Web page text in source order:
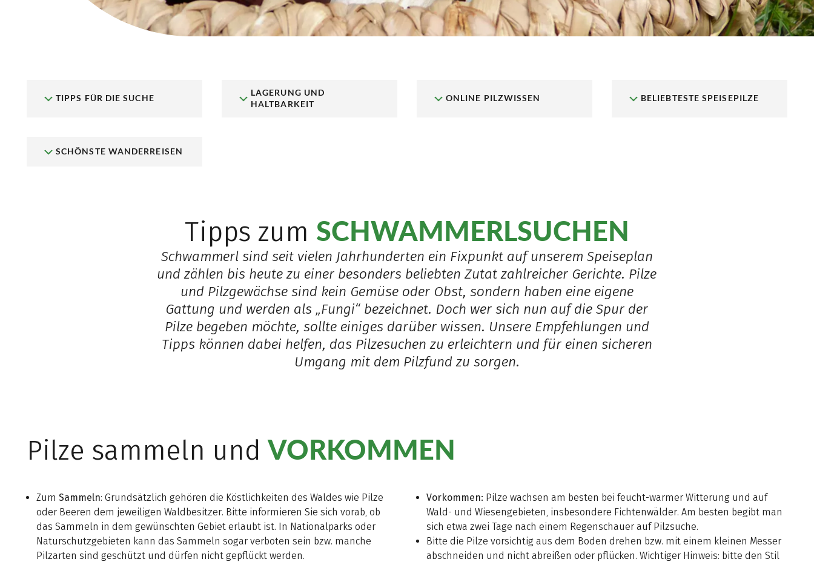
TIPPS FÜR DIE SUCHE
LAGERUNG UND
HALTBARKEIT
ONLINE PILZWISSEN BELIEBTESTE SPEISEPILZE
SCHÖNSTE WANDERREISEN
Tipps zum SCHWAMMERLSUCHEN
Schwammerl sind seit vielen Jahrhunderten ein Fixpunkt auf unserem Speiseplan
und zählen bis heute zu einer besonders beliebten Zutat zahlreicher Gerichte. Pilze
und Pilzgewächse sind kein Gemüse oder Obst, sondern haben eine eigene
Gattung und werden als „Fungi“ bezeichnet. Doch wer sich nun auf die Spur der
Pilze begeben möchte, sollte einiges darüber wissen. Unsere Empfehlungen und
Tipps können dabei helfen, das Pilzesuchen zu erleichtern und für einen sicheren
Umgang mit dem Pilzfund zu sorgen.
Pilze sammeln undVORKOMMEN
Zum Sammeln: Grundsätzlich gehören die Köstlichkeiten des Waldes wie Pilze
oder Beeren dem jeweiligen Waldbesitzer. Bitte informieren Sie sich vorab, ob
das Sammeln in dem gewünschten Gebiet erlaubt ist. In Nationalparks oder
Naturschutzgebieten kann das Sammeln sogar verboten sein bzw. manche
Pilzarten sind geschützt und dürfen nicht gepflückt werden.
Vorkommen: Pilze wachsen am besten bei feucht-warmer Witterung und auf
Wald- und Wiesengebieten, insbesondere Fichtenwälder. Am besten begibt man
sich etwa zwei Tage nach einem Regenschauer auf Pilzsuche.
Bitte die Pilze vorsichtig aus dem Boden drehen bzw. mit einem kleinen Messer
abschneiden und nicht abreißen oder pflücken. Wichtiger Hinweis: bitte den Stil